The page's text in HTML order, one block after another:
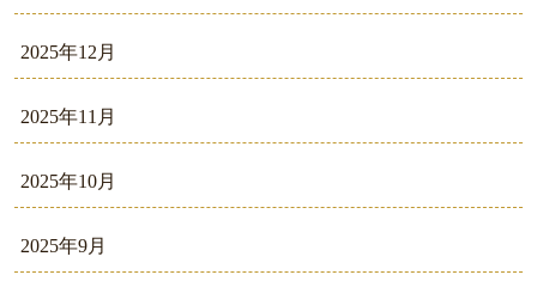
2025年12月
2025年11月
2025年10月
2025年9月